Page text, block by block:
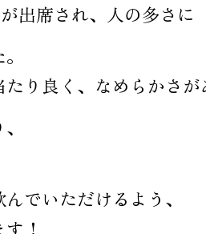
が出席され、人の多
り良く、なめらかさ
飲んでいただけるよ
！